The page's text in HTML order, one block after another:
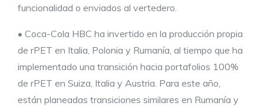
funcionalidad o enviados al vertedero.
• Coca-Cola HBC ha invertido en la producción propia
de rPET en Italia, Polonia y Rumanía, al tiempo que ha
implementado una transición hacia portafolios 100%
de rPET en Suiza, Italia y Austria. Para este año,
están planeadas transiciones similares en Rumanía y